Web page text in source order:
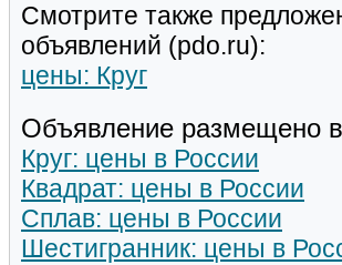
Смотрите также
объявлений (pdo.ru):
цены: Круг
Объявление размещено
Круг: цены в России
Квадрат: цены в России
Сплав: цены в России
Шестигранник: цены в